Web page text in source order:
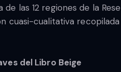
de las 12 regiones de la
cuasi-cualitativa
del Libro Beige